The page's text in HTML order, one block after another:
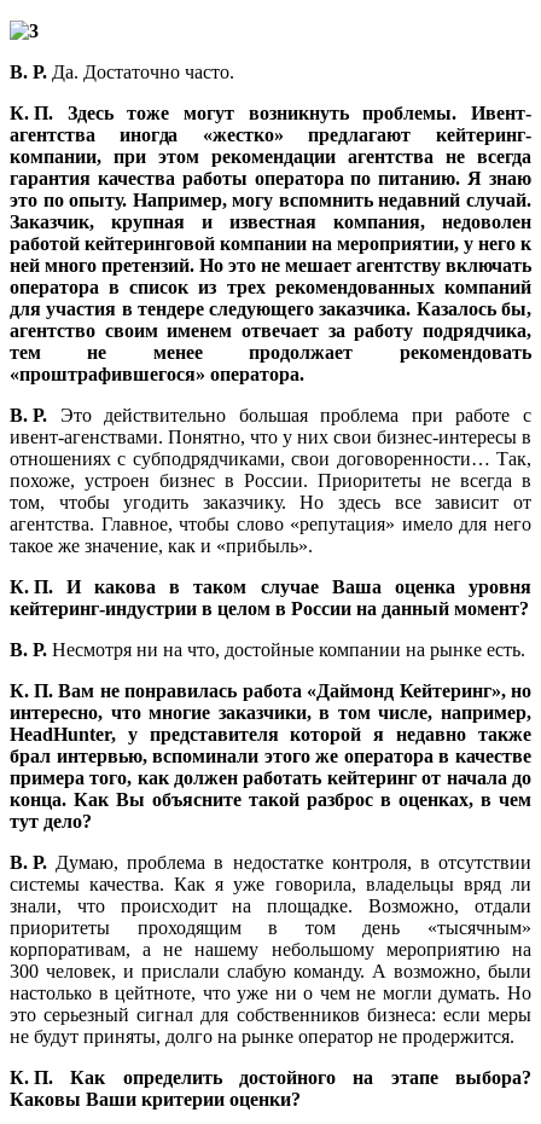
В. Р. Да. Достаточно часто.
К. П. Здесь тоже могут возникнуть проблемы. Ивент-
агентства иногда «жестко» предлагают кейтеринг-
компании, при этом рекомендации агентства не всегда
гарантия качества работы оператора по питанию. Я знаю
это по опыту. Например, могу вспомнить недавний случай.
Заказчик, крупная и известная компания, недоволен
работой кейтеринговой компании на мероприятии, у него к
ней много претензий. Но это не мешает агентству включать
оператора в список из трех рекомендованных компаний
для участия в тендере следующего заказчика. Казалось бы,
агентство своим именем отвечает за работу подрядчика,
тем не менее продолжает рекомендовать
«проштрафившегося» оператора.
В. Р. Это действительно большая проблема при работе с
ивент-агенствами. Понятно, что у них свои бизнес-интересы в
отношениях с субподрядчиками, свои договоренности… Так,
похоже, устроен бизнес в России. Приоритеты не всегда в
том, чтобы угодить заказчику. Но здесь все зависит от
агентства. Главное, чтобы слово «репутация» имело для него
такое же значение, как и «прибыль».
К. П. И какова в таком случае Ваша оценка уровня
кейтеринг-индустрии в целом в России на данный момент?
В. Р. Несмотря ни на что, достойные компании на рынке есть.
К. П. Вам не понравилась работа «Даймонд Кейтеринг», но
интересно, что многие заказчики, в том числе, например,
НeadHunter, у представителя которой я недавно также
брал интервью, вспоминали этого же оператора в качестве
примера того, как должен работать кейтеринг от начала до
конца. Как Вы объясните такой разброс в оценках, в чем
тут дело?
В. Р. Думаю, проблема в недостатке контроля, в отсутствии
системы качества. Как я уже говорила, владельцы вряд ли
знали, что происходит на площадке. Возможно, отдали
приоритеты проходящим в том день «тысячным»
корпоративам, а не нашему небольшому мероприятию на
300 человек, и прислали слабую команду. А возможно, были
настолько в цейтноте, что уже ни о чем не могли думать. Но
это серьезный сигнал для собственников бизнеса: если меры
не будут приняты, долго на рынке оператор не продержится.
К. П. Как определить достойного на этапе выбора?
Каковы Ваши критерии оценки?